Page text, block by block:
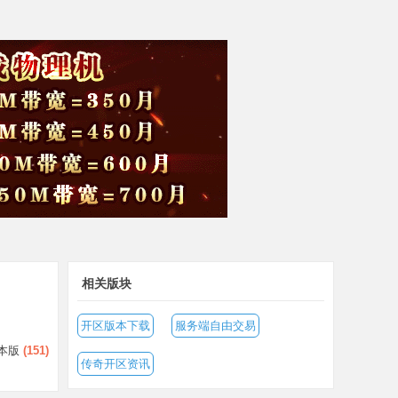
版 (151)
相关版块
开区版本下载 服务端自由交易
传奇开区资讯